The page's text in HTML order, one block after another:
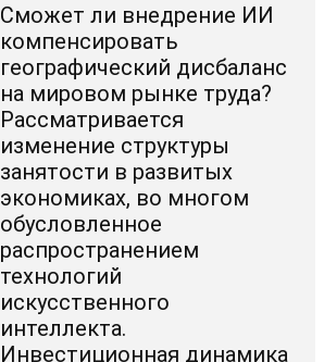
Сможет ли внедрение ИИ
компенсировать
географический дисбаланс
на мировом рынке труда?
Рассматривается
изменение структуры
занятости в развитых
экономиках, во многом
обусловленное
распространением
технологий
искусственного
интеллекта.
Инвестиционная динамика